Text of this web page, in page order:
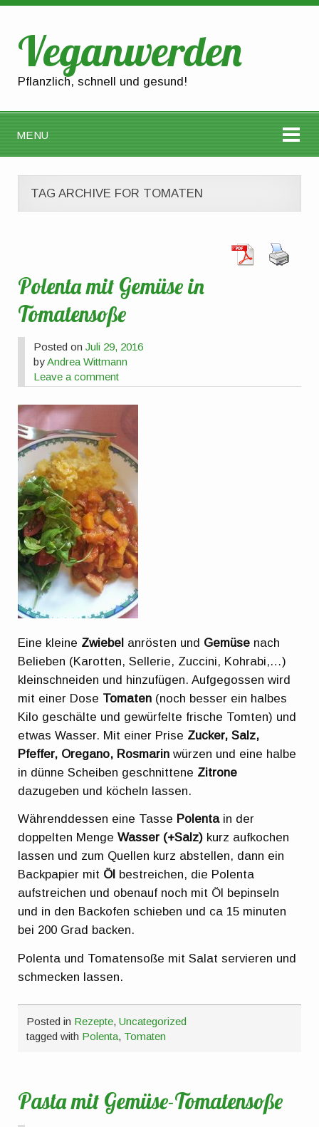
Veganwerden
Pflanzlich, schnell und gesund!
MENU
TAG ARCHIVE FOR TOMATEN
Polenta mit Gemüse in
Tomatensoße
Posted onJuli 29, 2016
byAndrea Wittmann
Leave a comment
Eine kleine Zwiebel anrösten und Gemüse nach
Belieben (Karotten, Sellerie, Zuccini, Kohrabi,…)
kleinschneiden und hinzufügen. Aufgegossen wird
mit einer Dose Tomaten (noch besser ein halbes
Kilo geschälte und gewürfelte frische Tomten) und
etwas Wasser. Mit einer Prise Zucker, Salz,
Pfeffer, Oregano, Rosmarin würzen und eine halbe
in dünne Scheiben geschnittene Zitrone
dazugeben und köcheln lassen.
Währenddessen eine Tasse Polentain der
doppelten MengeWasser (+Salz) kurz aufkochen
lassen und zum Quellen kurz abstellen, dann ein
Backpapier mit Öl bestreichen, die Polenta
aufstreichen und obenauf noch mit Öl bepinseln
und in den Backofen schieben und ca 15 minuten
bei 200 Grad backen.
Polenta und Tomatensoße mit Salat servieren und
schmecken lassen.
Posted in Rezepte,Uncategorized
tagged with Polenta, Tomaten
Pasta mit Gemüse-Tomatensoße